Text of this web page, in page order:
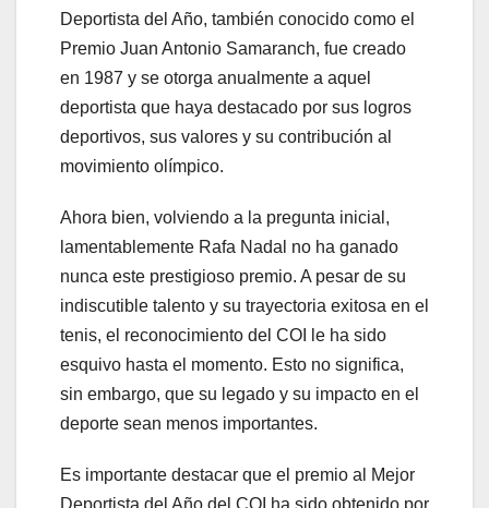
Deportista del Año, también conocido como el
Premio Juan Antonio Samaranch, fue creado
en 1987 y se otorga anualmente a aquel
deportista que haya destacado por sus logros
deportivos, sus valores y su contribución al
movimiento olímpico.
Ahora bien, volviendo a la pregunta inicial,
lamentablemente Rafa Nadal no ha ganado
nunca este prestigioso premio. A pesar de su
indiscutible talento y su trayectoria exitosa en el
tenis, el reconocimiento del COI le ha sido
esquivo hasta el momento. Esto no significa,
sin embargo, que su legado y su impacto en el
deporte sean menos importantes.
Es importante destacar que el premio al Mejor
Deportista del Año del COI ha sido obtenido por